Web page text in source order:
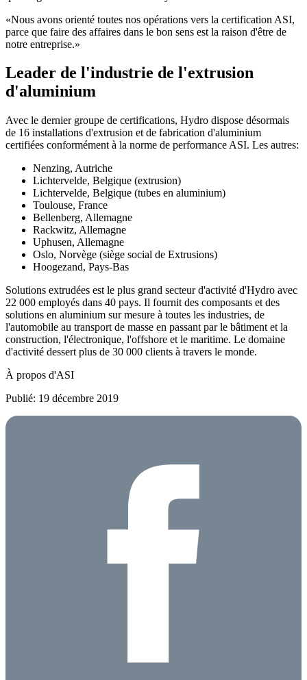
«Nous avons orienté toutes nos opérations vers la certification ASI,
parce que faire des affaires dans le bon sens est la raison d'être de
notre entreprise.»
Leader de l'industrie de l'extrusion
d'aluminium
Avec le dernier groupe de certifications, Hydro dispose désormais
de 16 installations d'extrusion et de fabrication d'aluminium
certifiées conformément à la norme de performance ASI. Les autres:
Nenzing, Autriche
Lichtervelde, Belgique (extrusion)
Lichtervelde, Belgique (tubes en aluminium)
Toulouse, France
Bellenberg, Allemagne
Rackwitz, Allemagne
Uphusen, Allemagne
Oslo, Norvège (siège social de Extrusions)
Hoogezand, Pays-Bas
Solutions extrudées est le plus grand secteur d'activité d'Hydro avec
22 000 employés dans 40 pays. Il fournit des composants et des
solutions en aluminium sur mesure à toutes les industries, de
l'automobile au transport de masse en passant par le bâtiment et la
construction, l'électronique, l'offshore et le maritime. Le domaine
d'activité dessert plus de 30 000 clients à travers le monde.
À propos d'ASI
Publié: 19 décembre 2019